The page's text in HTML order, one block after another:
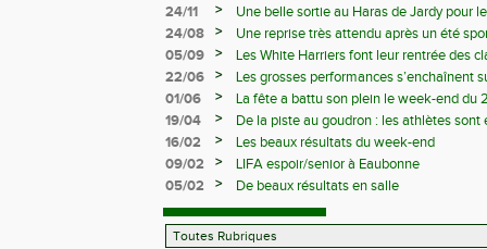
24/11
>
Une belle sortie au Haras de Jardy pour
24/08
>
Une reprise très attendu après un été
05/09
>
Les White Harriers font leur rentrée des
22/06
>
Les grosses performances s’enchaînent
01/06
>
La fête a battu son plein le week-end du
19/04
>
De la piste au goudron : les athlètes sont
16/02
>
Les beaux résultats du week-end
09/02
>
LIFA espoir/senior à Eaubonne
05/02
> De beaux résultats en salle